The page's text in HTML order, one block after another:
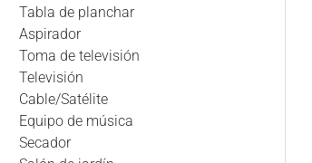
Tabla de planchar
Aspirador
Toma de televisión
Televisión
Cable/Satélite
Equipo de música
Secador